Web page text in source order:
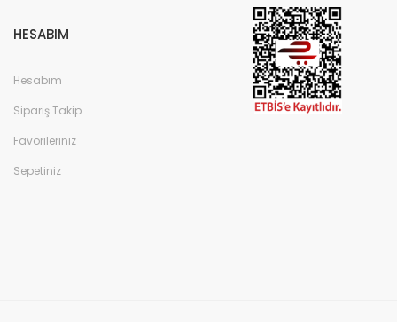
HESABIM
Hesabım
Sipariş Takip
Favorileriniz
Sepetiniz